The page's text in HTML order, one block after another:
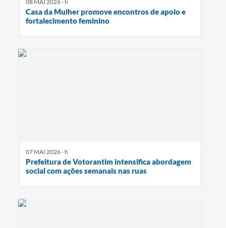
08 MAI 2026 - h
Casa da Mulher promove encontros de apoio e
fortalecimento feminino
07 MAI 2026 - h
Prefeitura de Votorantim intensifica abordagem
social com ações semanais nas ruas